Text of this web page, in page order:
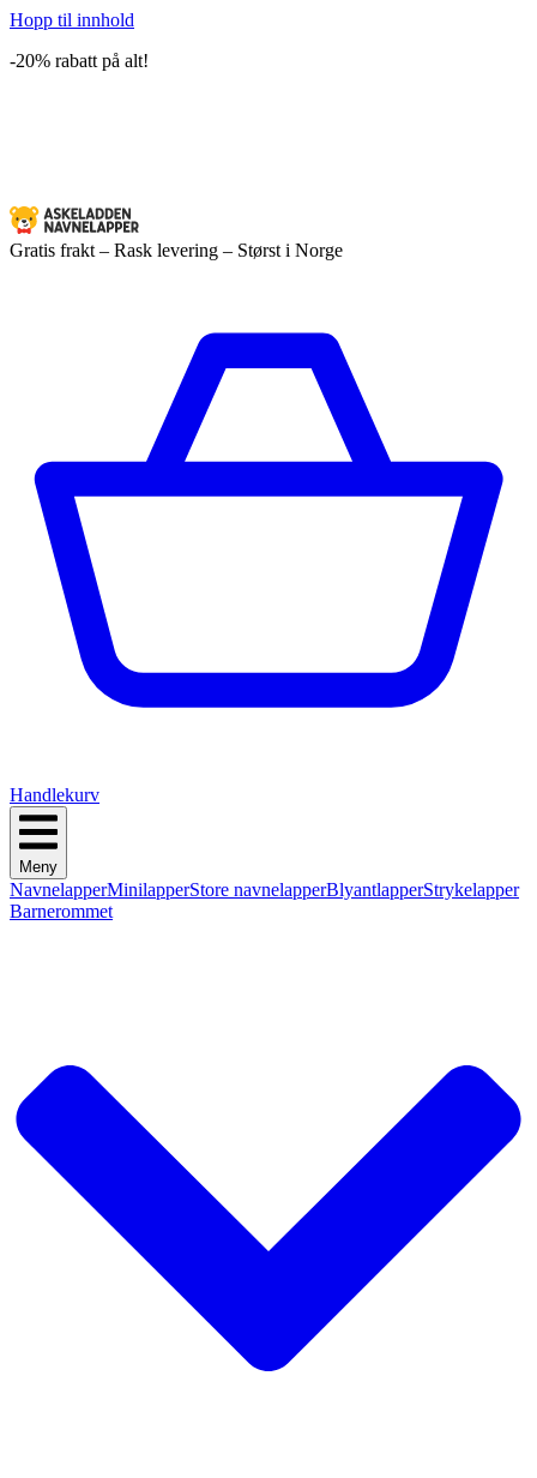
Hopp til innhold
-20% rabatt på alt!
Gratis frakt – Rask levering – Størst i Norge
Handlekurv
Meny
NavnelapperMinilapperStore navnelapperBlyantlapperStrykelapper
Barnerommet